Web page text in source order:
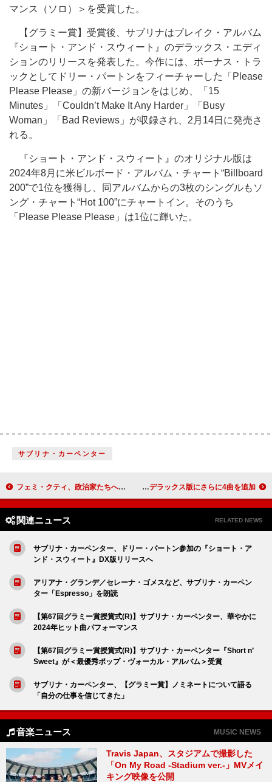
マンス（ソロ）＞を受賞した。
【グラミー賞】受賞後、サブリナはブレイク・アルバム
『ショート・アンド・スウィート』のデラックス・エディ
ションのリリースを発表した。今作には、ボーナス・トラ
ックとしてドリー・パートンをフィーチャーした「Please
Please Please」の新バージョンをはじめ、「15
Minutes」「Couldn’t Make It Any Harder」「Busy
Woman」「Bad Reviews」が収録され、2月14日に発売さ
れる。
『ショート・アンド・スウィート』のオリジナル版は
2024年8月に米ビルボード・アルバム・チャート“Billboard
200”で1位を獲得し、同アルバムからの3枚のシングルもソ
ング・チャート“Hot 100”にチャートイン。そのうち
「Please Please Please」は1位に輝いた。
サブリナ・カーペンター
フェミ・クティ、政治家たちへの痛烈な批判を含む「After 24 Years」公開 シザ、【スーパーボウル】ハーフタイム・ショー直前に『SOS』デラックス版にさらに4曲を追加
関連ニュース RELATED NEWS
サブリナ・カーペンター、ドリー・パートン参加の『ショート・ア
ンド・スウィート』DX版リリースへ
アリアナ・グランデ／セレーナ・ゴメスなど、サブリナ・カーペン
ター「Espresso」を朗読
【第67回グラミー賞授賞式(R)】サブリナ・カーペンター、華やかに
2024年ヒット曲パフォーマンス
【第67回グラミー賞授賞式(R)】サブリナ・カーペンター『Short n’
Sweet』が＜最優秀ポップ・ヴォーカル・アルバム＞受賞
サブリナ・カーペンター、【グラミー賞】ノミネートについて語る
「自分の仕事を信じてきた」
音楽ニュース MUSIC NEWS
Travis Japan、スタジアムで撮影した
「On My Road -Stadium ver.-」MVメイ
キング映像を公開